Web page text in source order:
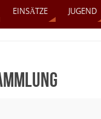
EINSÄTZE JUGEND